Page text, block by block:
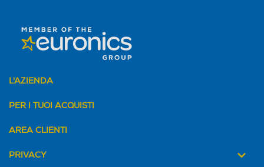
L'AZIENDA
PER I TUOI ACQUISTI
AREA CLIENTI
PRIVACY